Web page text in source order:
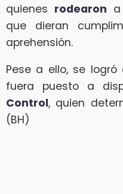
quienes rodearon
que dieran
aprehensión.
Pese a ello, se logró
fuera puesto a
Control, quien
(BH)